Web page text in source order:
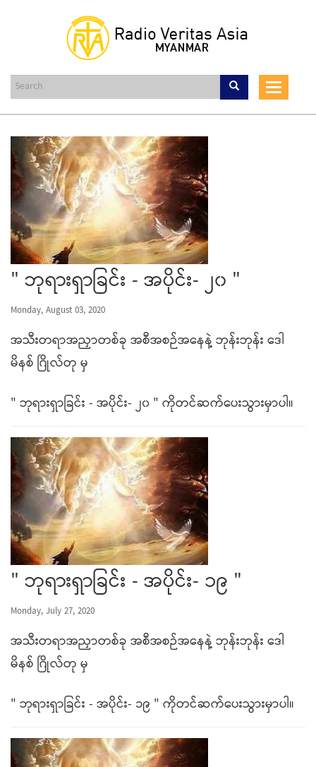
content
Toggle
" ဘုရားရှာခြင်း - အပိုင်း- ၂၀ "
Monday, August 03, 2020
အသီးတရာအညှာတစ်ခု အစီအစဉ်အနေနဲ့ ဘုန်းဘုန်း ဒေါ
မိနစ် ဂြိုလ်တု မှ
" ဘုရားရှာခြင်း - အပိုင်း- ၂၀ " ကိုတင်ဆက်ပေးသွားမှာပါ။
" ဘုရားရှာခြင်း - အပိုင်း- ၁၉ "
Monday, July 27, 2020
အသီးတရာအညှာတစ်ခု အစီအစဉ်အနေနဲ့ ဘုန်းဘုန်း ဒေါ
မိနစ် ဂြိုလ်တု မှ
" ဘုရားရှာခြင်း - အပိုင်း- ၁၉ " ကိုတင်ဆက်ပေးသွားမှာပါ။